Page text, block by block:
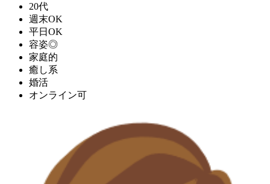
20代
週末OK
平日OK
容姿◎
家庭的
癒し系
婚活
オンライン可